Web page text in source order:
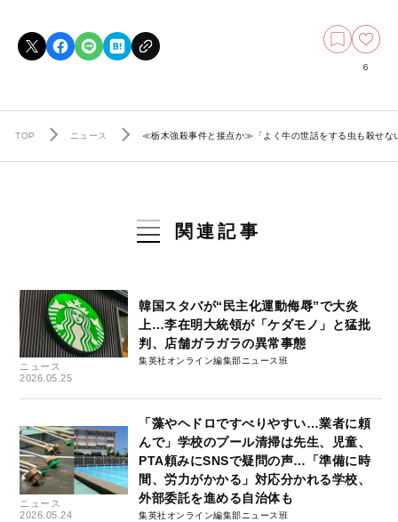
6
TOP ニュース ≪栃木強殺事件と接点か≫「よく牛の世話をする虫も殺せな
関連記事
ニュース
2026.05.25
韓国スタバが“民主化運動侮辱”で大炎
上…李在明大統領が「ケダモノ」と猛批
判、店舗ガラガラの異常事態
集英社オンライン編集部ニュース班
ニュース
2026.05.24
「藻やヘドロですべりやすい…業者に頼
んで」学校のプール清掃は先生、児童、
PTA頼みにSNSで疑問の声…「準備に時
間、労力がかかる」対応分かれる学校、
外部委託を進める自治体も
集英社オンライン編集部ニュース班